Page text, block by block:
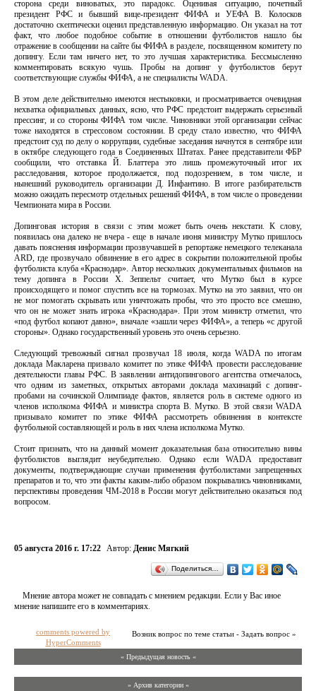
сторона среди виноватых, это парадокс. Оценивая ситуацию, почетный
президент РФС и бывший вице-президент ФИФА и УЕФА В. Колосков
достаточно скептически оценил представленную информацию. Он указал на тот
факт, что любое подобное событие в отношении футболистов нашло бы
отражение в сообщении на сайте бы ФИФА в разделе, посвященном комитету по
допингу. Если там ничего нет, то это лучшая характеристика. Бессмысленно
комментировать всякую чушь. Пробы на допинг у футболистов берут
соответствующие службы ФИФА, а не специалисты WADA.
В этом деле действительно имеются нестыковки, и просматривается очевидная
нехватка официальных данных, ясно, что РФС предстоит выдержать серьезный
прессинг, и со стороны ФИФА том числе. Чиновники этой организации сейчас
тоже находятся в стрессовом состоянии. В среду стало известно, что ФИФА
предстоит суд по делу о коррупции, судебные заседания начнутся в сентябре или
в октябре следующего года в Соединенных Штатах. Ранее представители ФБР
сообщили, что отставка Й. Блаттера это лишь промежуточный итог их
расследования, которое продолжается, под подозрением, в том числе, и
нынешний руководитель организации Д. Инфантино. В итоге разбирательств
можно ожидать пересмотр отдельных решений ФИФА, в том числе о проведении
Чемпионата мира в России.
Допинговая история в связи с этим может быть очень некстати. К слову,
появилась она далеко не вчера - еще в начале июня министру Мутко пришлось
давать пояснения информации прозвучавшей в репортаже немецкого телеканала
ARD, где прозвучало обвинение в его адрес в сокрытии положительной пробы
футболиста клуба «Краснодар». Автор нескольких документальных фильмов на
тему допинга в России Х. Зеппельт считает, что Мутко был в курсе
происходящего и помог спустить все на тормозах. Мутко на это заявил, что он
не мог помогать скрывать или уничтожать пробы, что это просто все смешно,
что он не может знать игрока «Краснодара». При этом министр отметил, что
«под футбол копают давно», вначале «зашли через ФИФА», а теперь «с другой
стороны». Однако государственный уровень это очень серьезно.
Следующий тревожный сигнал прозвучал 18 июля, когда WADA по итогам
доклада Макларена призвало комитет по этике ФИФА провести расследование
деятельности главы РФС. В заявлении антидопингового агентства отмечалось,
что одним из заметных, открытых авторами доклада махинаций с допинг-
пробами на сочинской Олимпиаде фактов, является роль в системе одного из
членов исполкома ФИФА и министра спорта В. Мутко. В этой связи WADA
призывало комитет по этике ФИФА рассмотреть обвинения в контексте
футбольной составляющей и роль в них члена исполкома Мутко.
Стоит признать, что на данный момент доказательная база относительно вины
футболистов выглядит неубедительно. Однако если WADA предоставит
документы, подтверждающие случаи применения футболистами запрещенных
препаратов и то, что эти факты каким-либо образом покрывались чиновниками,
перспективы проведения ЧМ-2018 в России могут действительно оказаться под
вопросом.
05 августа 2016 г. 17:22 Автор: Денис Мягкий
Поделиться…
Мнение автора может не совпадать с мнением редакции. Если у Вас иное
мнение напишите его в комментариях.
Возник вопрос по теме статьи - Задать вопрос »
comments powered by
HyperComments
« Предыдущая новость «
» Архив категории «